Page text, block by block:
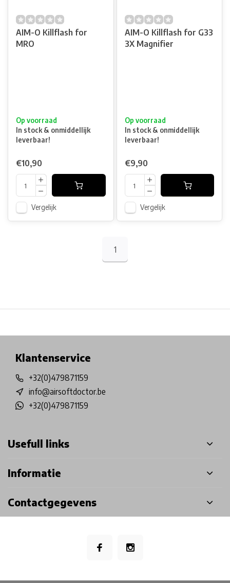
AIM-O Killflash for
MRO
Op voorraad
In stock & onmiddellijk
leverbaar!
€10,90
Vergelijk
AIM-O Killflash for G33
3X Magnifier
Op voorraad
In stock & onmiddellijk
leverbaar!
€9,90
Vergelijk
1
Klantenservice
+32(0)479871159
info@airsoftdoctor.be
+32(0)479871159
Usefull links
Informatie
Contactgegevens